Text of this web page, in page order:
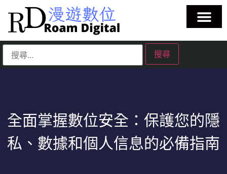
全面掌握數位安全：保護您的隱
私、數據和個人信息的必備指南